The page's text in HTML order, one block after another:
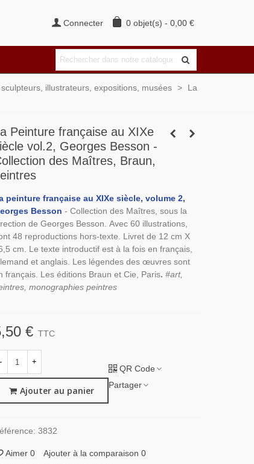
Connecter 0 objet(s) - 0,00 €
illustrateurs, expositions, musées >
La
Peinture française au XIXe
vol.2, Georges Besson -
des Maîtres, Braun,
peinture française au XIXe siècle, volume 2,
Besson - Collection des Maîtres, sous la
de Georges Besson. Avec 60 illustrations,
48 reproductions hors-texte. Livret de 12 cm X
cm. Le texte introductif est à la fois en français,
et anglais. Les légendes des œuvres sont
français. Les éditions Braun et Cie, Paris. #art,
monographies peintres
€ TTC
- +
Ajouter au panier
QR Code
Partager
3832
Aimer 0 Ajouter à la comparaison 0